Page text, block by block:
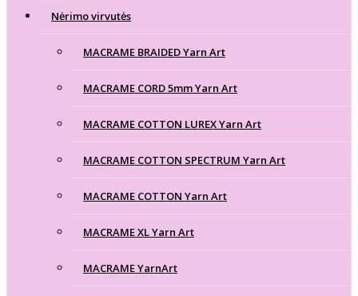
Nėrimo virvutės
MACRAME BRAIDED Yarn Art
MACRAME CORD 5mm Yarn Art
MACRAME COTTON LUREX Yarn Art
MACRAME COTTON SPECTRUM Yarn Art
MACRAME COTTON Yarn Art
MACRAME XL Yarn Art
MACRAME YarnArt